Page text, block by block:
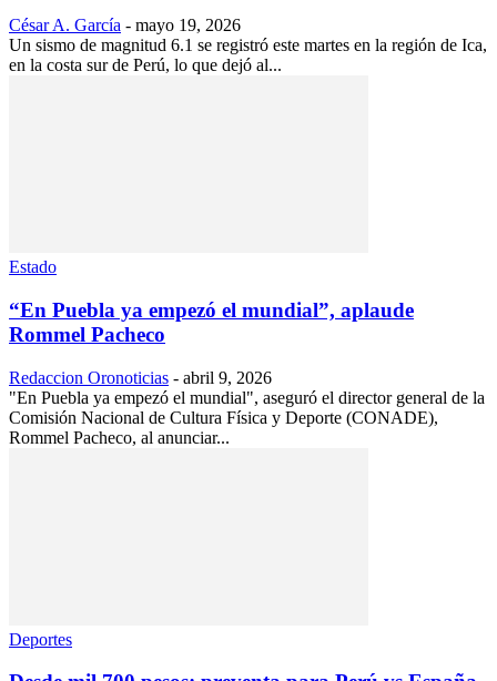
César A. García - mayo 19, 2026
Un sismo de magnitud 6.1 se registró este martes en la región de Ica,
en la costa sur de Perú, lo que dejó al...
Estado
“En Puebla ya empezó el mundial”, aplaude
Rommel Pacheco
Redaccion Oronoticias - abril 9, 2026
"En Puebla ya empezó el mundial", aseguró el director general de la
Comisión Nacional de Cultura Física y Deporte (CONADE),
Rommel Pacheco, al anunciar...
Deportes